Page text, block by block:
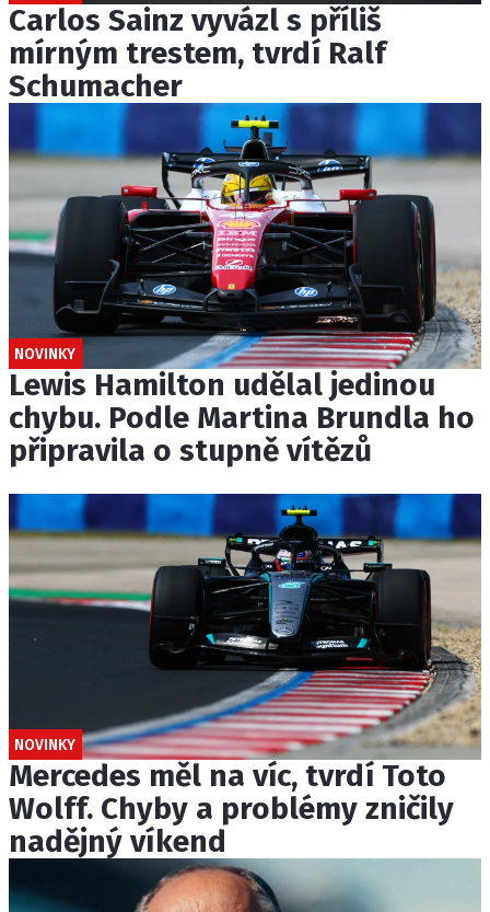
Carlos Sainz vyvázl s příliš
mírným trestem, tvrdí Ralf
Schumacher
NOVINKY
Lewis Hamilton udělal jedinou
chybu. Podle Martina Brundla ho
připravila o stupně vítězů
NOVINKY
Mercedes měl na víc, tvrdí Toto
Wolff. Chyby a problémy zničily
nadějný víkend